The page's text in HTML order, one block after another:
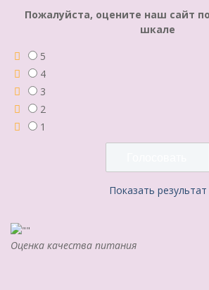
Пожалуйста, оцените наш сайт
шкале
5
4
3
2
1
Показать результат
Оценка качества питания